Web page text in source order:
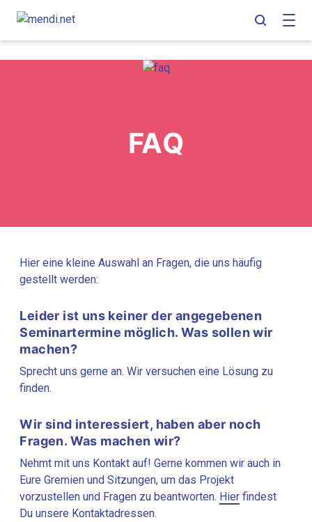
main
navigation
content
footer
FAQ
Hier eine kleine Auswahl an Fragen, die uns häufig
gestellt werden:
Leider ist uns keiner der angegebenen
Seminartermine möglich. Was sollen wir
machen?
Sprecht uns gerne an. Wir versuchen eine Lösung zu
finden.
Wir sind interessiert, haben aber noch
Fragen. Was machen wir?
Nehmt mit uns Kontakt auf! Gerne kommen wir auch in
Eure Gremien und Sitzungen, um das Projekt
vorzustellen und Fragen zu beantworten. Hier findest
Du unsere Kontaktadressen.